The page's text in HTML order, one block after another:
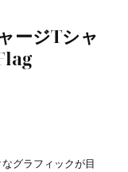
ージTシャ
グラフィックが目